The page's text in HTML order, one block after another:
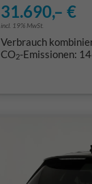
31.690,– €
incl. 19% MwSt.
Verbrauch
CO2-Emissionen: